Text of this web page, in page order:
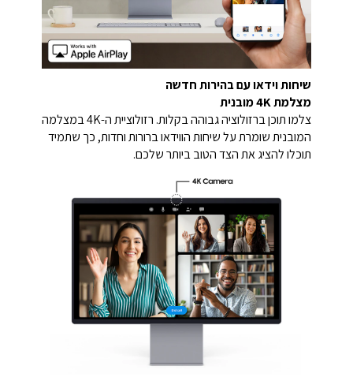
שיחות וידאו עם בהירות חדשה
מצלמת 4K מובנית
צלמו תוכן ברזולוציה גבוהה בקלות. רזולוציית ה-4K במצלמה
המובנית שומרת על שיחות הווידאו ברורות וחדות, כך שתמיד
תוכלו להציג את הצד הטוב ביותר שלכם.